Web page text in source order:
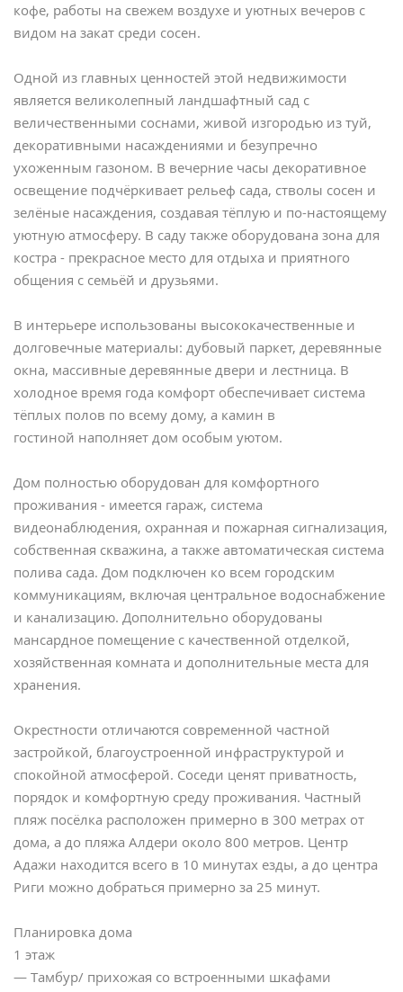
кофе, работы на свежем воздухе и уютных вечеров с
видом на закат среди сосен.
Одной из главных ценностей этой недвижимости
является великолепный ландшафтный сад с
величественными соснами, живой изгородью из туй,
декоративными насаждениями и безупречно
ухоженным газоном. В вечерние часы декоративное
освещение подчёркивает рельеф сада, стволы сосен и
зелёные насаждения, создавая тёплую и по-настоящему
уютную атмосферу. В саду также оборудована зона для
костра - прекрасное место для отдыха и приятного
общения с семьёй и друзьями.
В интерьере использованы высококачественные и
долговечные материалы: дубовый паркет, деревянные
окна, массивные деревянные двери и лестница. В
холодное время года комфорт обеспечивает система
тёплых полов по всему дому, а камин в
гостиной наполняет дом oсобым уютом.
Дом полностью оборудован для комфортного
проживания - имеется гараж, система
видеонаблюдения, охранная и пожарная сигнализация,
собственная скважина, а также автоматическая система
полива сада. Дом подключен ко всем городским
коммуникациям, включая центральное водоснабжение
и канализацию. Дополнительно оборудованы
мансардное помещение с качественной отделкой,
хозяйственная комната и дополнительные места для
хранения.
Окрестности отличаются современной частной
застройкой, благоустроенной инфраструктурой и
спокойной атмосферой. Соседи ценят приватность,
порядок и комфортную среду проживания. Частный
пляж посёлка расположен примерно в 300 метрах от
дома, а до пляжа Алдери около 800 метров. Центр
Адажи находится всего в 10 минутах езды, а до центра
Риги можно добраться примерно за 25 минут.
Планировка дома
1 этаж
— Тамбур/ прихожая со встроенными шкафами